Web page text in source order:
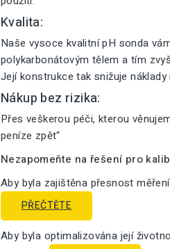
Kvalita:
Naše vysoce kvalitní pH sonda
polykarbonátovým tělem a tím
Její konstrukce tak snižuje
Nákup bez rizika:
Přes veškerou péči, kterou
peníze zpět“
Nezapomeňte na řešení pro
Aby byla zajištěna přesnost
PŘEČTĚTE
Aby byla optimalizována její